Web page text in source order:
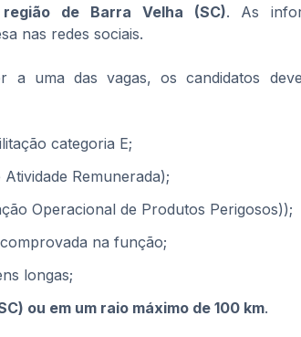
de Barra Velha (SC). As
nas redes sociais.
a uma das vagas, os candidatos
categoria E;
Remunerada);
Operacional de Produtos Perigosos));
na função;
longas;
ou em um raio máximo de 100 km.